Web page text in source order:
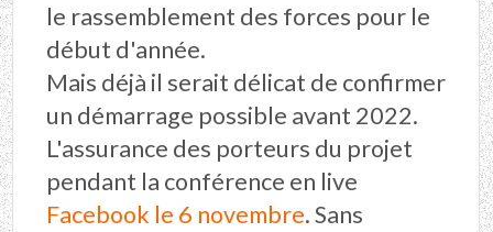
le rassemblement des forces pour le
début d'année.
Mais déjà il serait délicat de confirmer
un démarrage possible avant 2022.
L'assurance des porteurs du projet
pendant la conférence en live
Facebook le 6 novembre. Sans